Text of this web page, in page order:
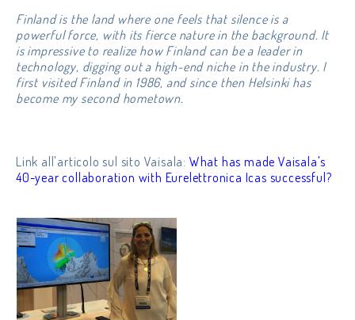
Finland is the land where one feels that silence is a
powerful force, with its fierce nature in the background. It
is impressive to realize how Finland can be a leader in
technology, digging out a high-end niche in the industry. I
first visited Finland in 1986, and since then Helsinki has
become my second hometown.
Link all'articolo sul sito Vaisala: What has made Vaisala's
40-year collaboration with Eurelettronica Icas successful?